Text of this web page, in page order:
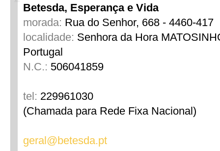
Betesda, Esperança e Vida
morada: Rua do Senhor, 668 - 4460-417
localidade: Senhora da Hora
Portugal
N.C.: 506041859
tel: 229961030
(Chamada para Rede Fixa Nacional)
geral@betesda.pt